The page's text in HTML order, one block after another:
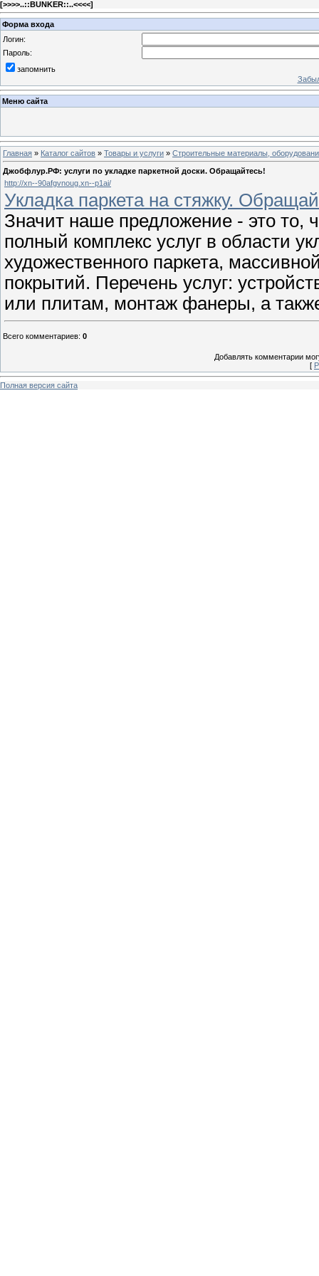
[>>>>..::BUNKER::..<<<<]
Форма входа
Логин:
Пароль:
запомнить
Меню сайта
Главная » Каталог сайтов » Товары и услуги » Строительные материалы,
Джобфлур.РФ: услуги по укладке паркетной доски. Обращайтесь!
http://xn--90afgvnoug.xn--p1ai/
Укладка паркета на стяжку.
Значит наше предложение - это то,
полный комплекс услуг в области
художественного паркета,
покрытий. Перечень услуг:
или плитам, монтаж фанеры, а
Всего комментариев: 0
Добавлять комментарии
[
Полная версия сайта